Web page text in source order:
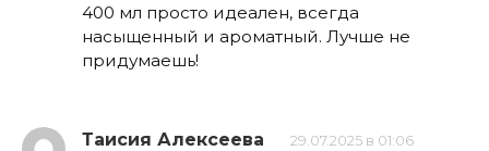
400 мл просто идеален, всегда
насыщенный и ароматный. Лучше не
придумаешь!
Таисия Алексеева 29.07.2025 в 01:06